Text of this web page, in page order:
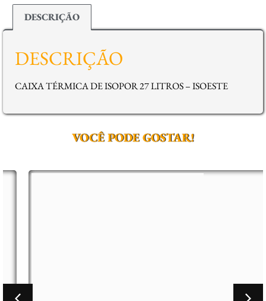
DESCRIÇÃO
DESCRIÇÃO
CAIXA TÉRMICA DE ISOPOR 27 LITROS – ISOESTE
VOCÊ PODE GOSTAR!